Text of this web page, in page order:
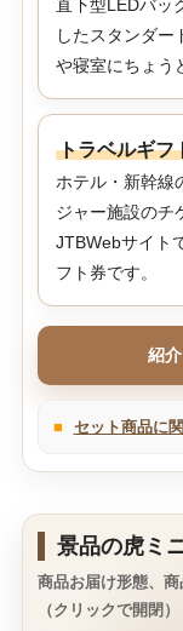
直下型LEDバッ
したスタンダー
や寝室にちょう
トラベルギフ
ホテル・新幹線
ジャー施設のチ
JTBWebサイト
フト券です。
紹
■ セット商品に
景品の虎ミ
商品お届け形態、商
（クリックで開閉）